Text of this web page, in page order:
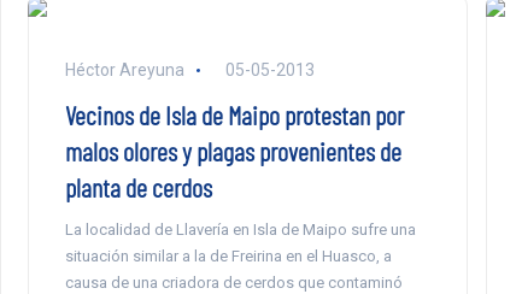
Héctor Areyuna 05-05-2013
Vecinos de Isla de Maipo protestan por
malos olores y plagas provenientes de
planta de cerdos
La localidad de Llavería en Isla de Maipo sufre una
situación similar a la de Freirina en el Huasco, a
causa de una criadora de cerdos que contaminó